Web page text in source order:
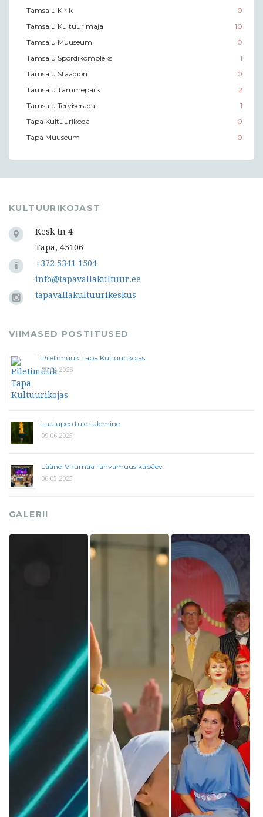
Tamsalu Kirik
0
Tamsalu Kultuurimaja
10
Tamsalu Muuseum
0
Tamsalu Spordikompleks
1
Tamsalu Staadion
0
Tamsalu Tammepark
2
Tamsalu Terviserada
1
Tapa Kultuurikoda
0
Tapa Muuseum
0
KULTUURIKOJAST
Kesk tn 4
Tapa, 45106
+372 5341 1504
info@tapavallakultuur.ee
tapavallakultuurikeskus
VIIMASED POSTITUSED
Piletimüük Tapa Kultuurikojas
29.04.2026
Laulupeo tule tulemine
09.06.2025
Lääne-Virumaa rahvamuusikapäev
06.05.2025
GALERII